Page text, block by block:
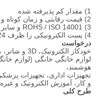
1) مقدار کم پذیرفته شده
2) قیمت رقابتی و زمان کوتاه و بهترین سرویس
3) ROHS / ISO 14001 و سایر گواهینامه های مرتبط در دسترس هستند
4) پست الکترونیکی را ظرف 24 ساعت پاسخ دهید
درخواست
خودکار الکترونیک، 3D و شاتر، متر و ابزار، مخابرات،
لوازم خانگی خانگی (لوازم
هوشمند،
تجهیزات اداری، تجهیزات
و کار، آموزش الکترونیک و غیره
طرح کلی